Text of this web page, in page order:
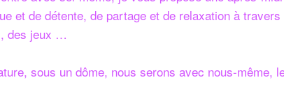
et de détente, de partage et de relaxation à
des jeux …
sous un dôme, nous serons avec nous-même,